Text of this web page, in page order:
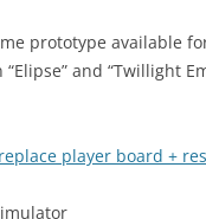
prototype available
and “Twillight
player board +